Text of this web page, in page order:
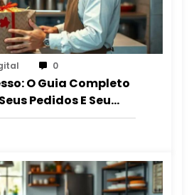
0
O Guia Completo
Pedidos E Seu